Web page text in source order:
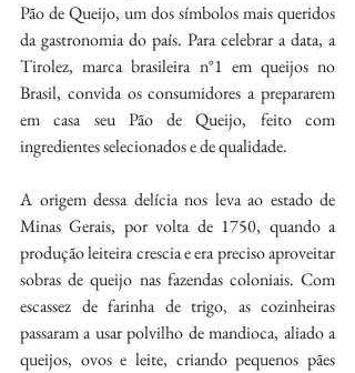
Pão de Queijo, um dos símbolos mais queridos
da gastronomia do país. Para celebrar a data, a
Tirolez, marca brasileira n°1 em queijos no
Brasil, convida os consumidores a prepararem
em casa seu Pão de Queijo, feito com
ingredientes selecionados e de qualidade.
A origem dessa delícia nos leva ao estado de
Minas Gerais, por volta de 1750, quando a
produção leiteira crescia e era preciso aproveitar
sobras de queijo nas fazendas coloniais. Com
escassez de farinha de trigo, as cozinheiras
passaram a usar polvilho de mandioca, aliado a
queijos, ovos e leite, criando pequenos pães